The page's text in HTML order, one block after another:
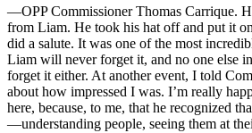
—OPP Commissioner Thomas Carrique.
from Liam. He took his hat off and put it
did a salute. It was one of the most
Liam will never forget it, and no one else
forget it either. At another event, I told
about how impressed I was. I’m really
here, because, to me, that he recognized
—understanding people, seeing them at